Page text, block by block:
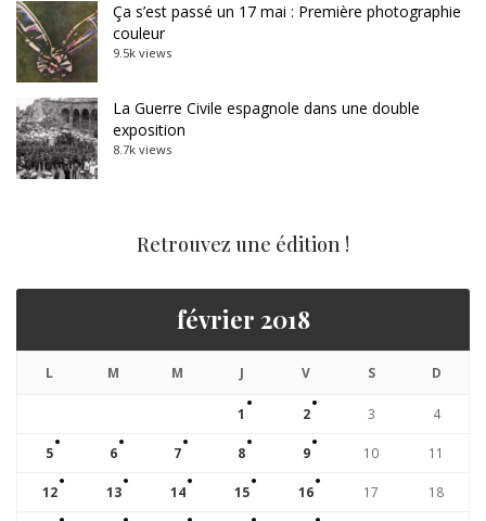
Ça s’est passé un 17 mai : Première photographie
couleur
9.5k views
La Guerre Civile espagnole dans une double
exposition
8.7k views
Retrouvez une édition !
février 2018
L M M J V S D
1 2 3 4
5 6 7 8 9 10 11
12 13 14 15 16 17 18